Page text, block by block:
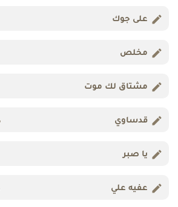
على جوك
مخلص
مشتاق لك موت
قدساوي
يا صبر
عفيه علي